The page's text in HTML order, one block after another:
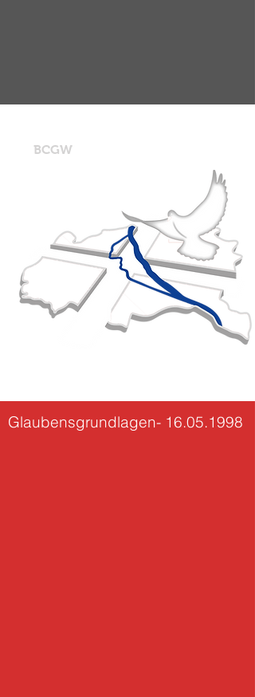
BCGW
Glaubensgrundlagen- 16.05.1998